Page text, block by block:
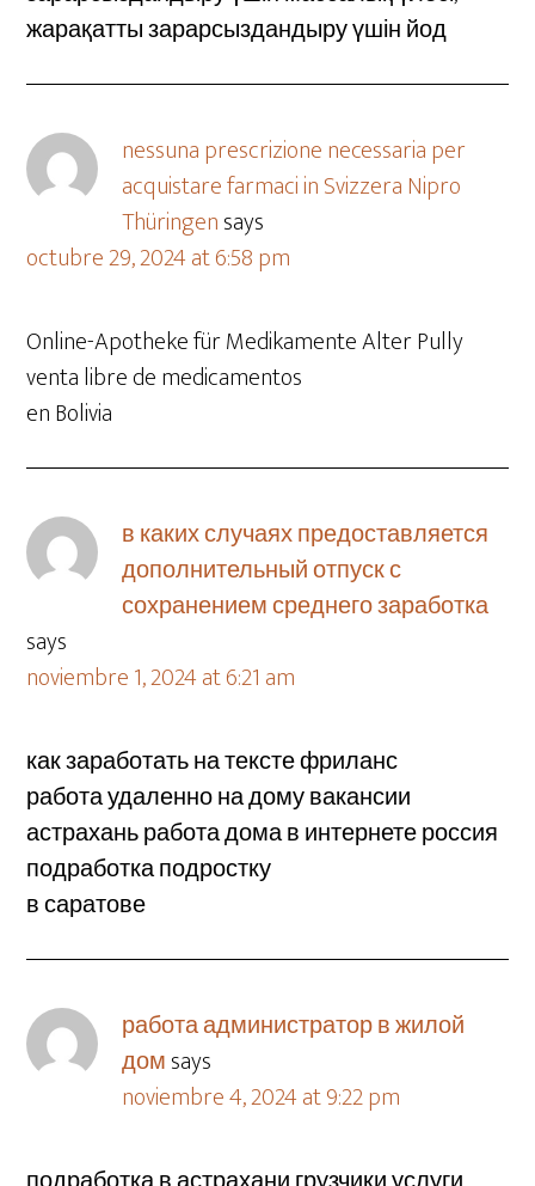
жарақатты зарарсыздандыру үшін йод
nessuna prescrizione necessaria per
acquistare farmaci in Svizzera Nipro
Thüringensays
octubre 29, 2024 at 6:58 pm
Online-Apotheke für Medikamente Alter Pully
venta libre de medicamentos
en Bolivia
в каких случаях предоставляется
дополнительный отпуск с
сохранением среднего заработка
says
noviembre 1, 2024 at 6:21 am
как заработать на тексте фриланс
работа удаленно на дому вакансии
астрахань работа дома в интернете россия
подработка подростку
в саратове
работа администратор в жилой
домsays
noviembre 4, 2024 at 9:22 pm